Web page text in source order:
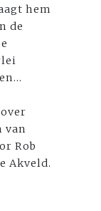
hem
de
van
Rob
Akveld.